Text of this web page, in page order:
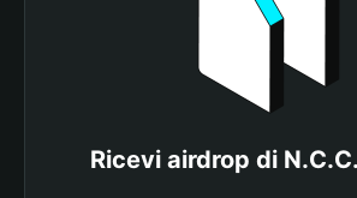
Ricevi airdrop di